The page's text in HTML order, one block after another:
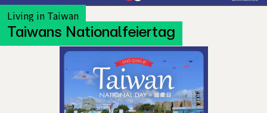
Living in Taiwan
Taiwans Nationalfeiertag